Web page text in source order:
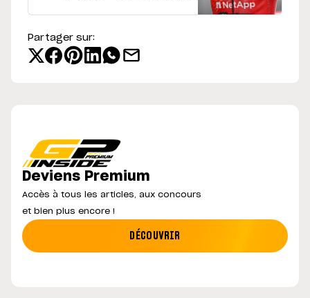
les 500 cm3 ! L’Espagnol est
désormais deuxième de ce
classement historique et n’a
Partager sur:
Deviens Premium
Accès à tous les articles, aux concours
et bien plus encore !
DÉCOUVRIR